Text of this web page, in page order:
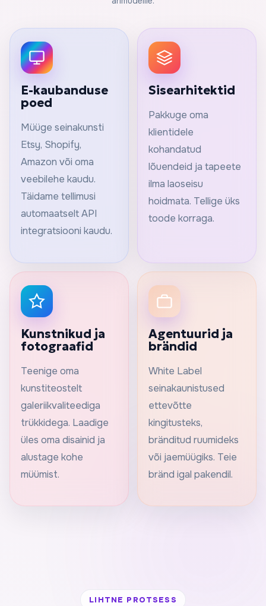
E-kaubanduse
poed
Müüge seinakunsti
Etsy, Shopify,
Amazon või oma
veebilehe kaudu.
Täidame tellimusi
automaatselt API
integratsiooni kaudu.
Sisearhitektid
Pakkuge oma
klientidele
kohandatud
lõuendeid ja tapeete
ilma laoseisu
hoidmata. Tellige üks
toode korraga.
Kunstnikud ja
fotograafid
Teenige oma
kunstiteostelt
galeriikvaliteediga
trükkidega. Laadige
üles oma disainid ja
alustage kohe
müümist.
Agentuurid ja
brändid
White Label
seinakaunistused
ettevõtte
kingitusteks,
bränditud ruumideks
või jaemüügiks. Teie
bränd igal pakendil.
LIHTNE PROTSESS